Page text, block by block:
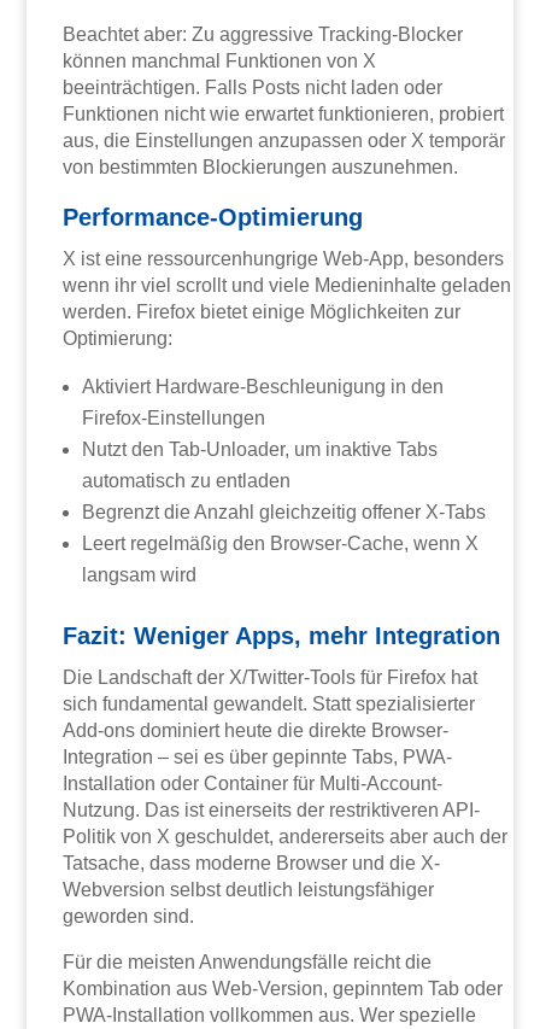
Beachtet aber: Zu aggressive Tracking-Blocker
können manchmal Funktionen von X
beeinträchtigen. Falls Posts nicht laden oder
Funktionen nicht wie erwartet funktionieren, probiert
aus, die Einstellungen anzupassen oder X temporär
von bestimmten Blockierungen auszunehmen.
Performance-Optimierung
X ist eine ressourcenhungrige Web-App, besonders
wenn ihr viel scrollt und viele Medieninhalte geladen
werden. Firefox bietet einige Möglichkeiten zur
Optimierung:
Aktiviert Hardware-Beschleunigung in den
Firefox-Einstellungen
Nutzt den Tab-Unloader, um inaktive Tabs
automatisch zu entladen
Begrenzt die Anzahl gleichzeitig offener X-Tabs
Leert regelmäßig den Browser-Cache, wenn X
langsam wird
Fazit: Weniger Apps, mehr Integration
Die Landschaft der X/Twitter-Tools für Firefox hat
sich fundamental gewandelt. Statt spezialisierter
Add-ons dominiert heute die direkte Browser-
Integration – sei es über gepinnte Tabs, PWA-
Installation oder Container für Multi-Account-
Nutzung. Das ist einerseits der restriktiveren API-
Politik von X geschuldet, andererseits aber auch der
Tatsache, dass moderne Browser und die X-
Webversion selbst deutlich leistungsfähiger
geworden sind.
Für die meisten Anwendungsfälle reicht die
Kombination aus Web-Version, gepinntem Tab oder
PWA-Installation vollkommen aus. Wer spezielle